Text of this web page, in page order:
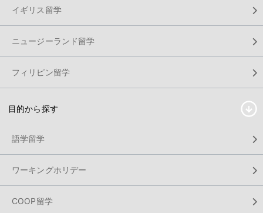
イギリス留学
ニュージーランド留学
フィリピン留学
目的から探す
語学留学
ワーキングホリデー
COOP留学